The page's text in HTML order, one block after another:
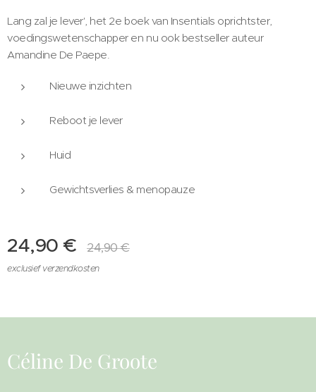
Lang zal je lever', het 2e boek van Insentials oprichtster,
voedingswetenschapper en nu ook bestseller auteur
Amandine De Paepe.
Nieuwe inzichten
Reboot je lever
Huid
Gewichtsverlies & menopauze
24,90 € 24,90€
exclusief verzendkosten
Céline De Groote